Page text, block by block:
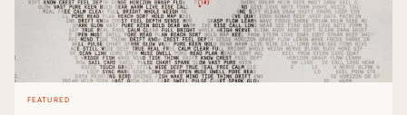
FEATURED